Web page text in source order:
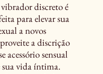
vibrador discreto é
para elevar sua
a novos
a discrição
acessório sensual
sua vida íntima.